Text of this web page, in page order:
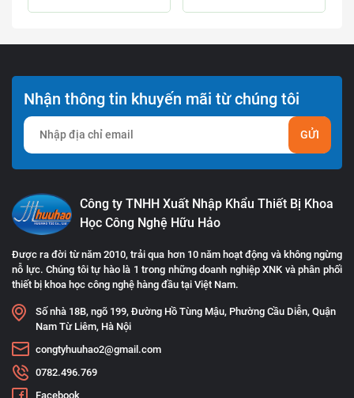
Nhận thông tin khuyến mãi từ chúng tôi
GỬI
Công ty TNHH Xuất Nhập Khẩu Thiết Bị Khoa
Học Công Nghệ Hữu Hảo
Được ra đời từ năm 2010, trải qua hơn 10 năm hoạt động và không ngừng
nỗ lực. Chúng tôi tự hào là 1 trong những doanh nghiệp XNK và phân phối
thiết bị khoa học công nghệ hàng đầu tại Việt Nam.
Số nhà 18B, ngõ 199, Đường Hồ Tùng Mậu, Phường Cầu Diễn, Quận
Nam Từ Liêm, Hà Nội
congtyhuuhao2@gmail.com
0782.496.769
Facebook